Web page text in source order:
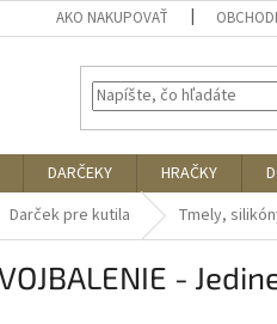
AKO NAKUPOVAŤ
DARČEKY HRAČKY
Darček pre kutila Tmely,
-